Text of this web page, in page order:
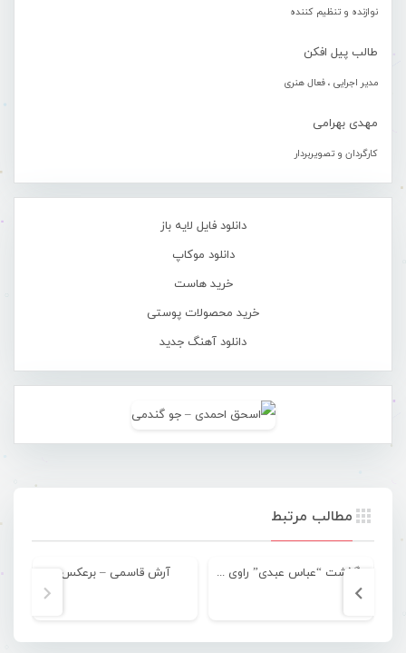
نوازنده و تنظیم کننده
طالب پیل افکن
مدیر اجرایی ، فعال هنری
مهدی بهرامی
کارگردان و تصویربردار
دانلود فایل لایه باز
دانلود موکاپ
خرید هاست
خرید محصولات پوستی
دانلود آهنگ جدید
مطالب مرتبط
درگذشت “عباس عبدی” راوی داستان‌های جنوب آرش قاسمی – برعکس